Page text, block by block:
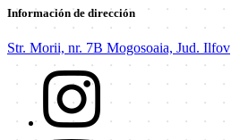
Información de dirección
Str. Morii, nr. 7B Mogosoaia, Jud. Ilfov